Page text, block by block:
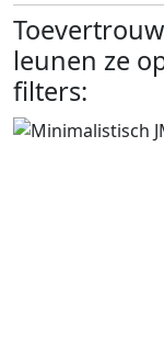
leunen ze
filters: